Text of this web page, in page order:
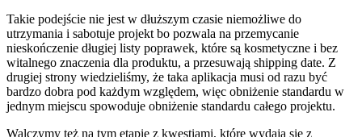
Takie podejście nie jest w dłuższym czasie niemożliwe do
utrzymania i sabotuje projekt bo pozwala na przemycanie
nieskończenie długiej listy poprawek, które są kosmetyczne i bez
witalnego znaczenia dla produktu, a przesuwają shipping date. Z
drugiej strony wiedzieliśmy, że taka aplikacja musi od razu być
bardzo dobra pod każdym względem, więc obniżenie standardu w
jednym miejscu spowoduje obniżenie standardu całego projektu.
Walczymy też na tym etapie z kwestiami, które wydają się z